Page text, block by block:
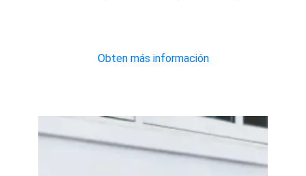
Obten más información